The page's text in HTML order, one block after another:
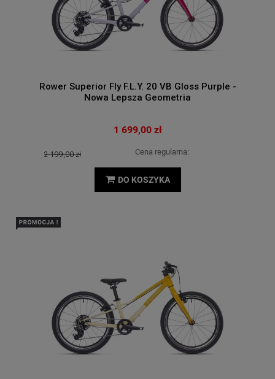
Rower Superior Fly F.L.Y. 20 VB Gloss Purple -
Nowa Lepsza Geometria
1 699,00 zł
Cena regularna:
2 199,00 zł
DO KOSZYKA